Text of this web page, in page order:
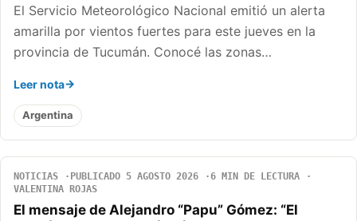
El Servicio Meteorológico Nacional emitió un alerta
amarilla por vientos fuertes para este jueves en la
provincia de Tucumán. Conocé las zonas…
Leer nota
Argentina
NOTICIAS PUBLICADO 5 AGOSTO 2026
6 MIN DE LECTURA
VALENTINA ROJAS
El mensaje de Alejandro “Papu” Gómez: “El